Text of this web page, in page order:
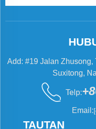
TAUTAN
Add: #19 Jalan Zhusong,
Suxitong,
Telp:
Email: